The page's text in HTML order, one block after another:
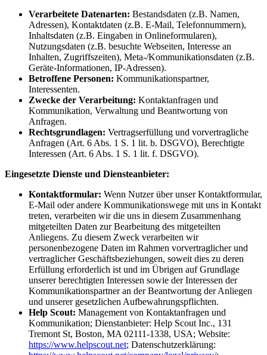
Verarbeitete Datenarten: Bestandsdaten (z.B. Namen,
Adressen), Kontaktdaten (z.B. E-Mail, Telefonnummern),
Inhaltsdaten (z.B. Eingaben in Onlineformularen),
Nutzungsdaten (z.B. besuchte Webseiten, Interesse an
Inhalten, Zugriffszeiten), Meta-/Kommunikationsdaten (z.B.
Geräte-Informationen, IP-Adressen).
Betroffene Personen: Kommunikationspartner,
Interessenten.
Zwecke der Verarbeitung: Kontaktanfragen und
Kommunikation, Verwaltung und Beantwortung von
Anfragen.
Rechtsgrundlagen: Vertragserfüllung und vorvertragliche
Anfragen (Art. 6 Abs. 1 S. 1 lit. b. DSGVO), Berechtigte
Interessen (Art. 6 Abs. 1 S. 1 lit. f. DSGVO).
Eingesetzte Dienste und Diensteanbieter:
Kontaktformular: Wenn Nutzer über unser Kontaktformular,
E-Mail oder andere Kommunikationswege mit uns in Kontakt
treten, verarbeiten wir die uns in diesem Zusammenhang
mitgeteilten Daten zur Bearbeitung des mitgeteilten
Anliegens. Zu diesem Zweck verarbeiten wir
personenbezogene Daten im Rahmen vorvertraglicher und
vertraglicher Geschäftsbeziehungen, soweit dies zu deren
Erfüllung erforderlich ist und im Übrigen auf Grundlage
unserer berechtigten Interessen sowie der Interessen der
Kommunikationspartner an der Beantwortung der Anliegen
und unserer gesetzlichen Aufbewahrungspflichten.
Help Scout: Management von Kontaktanfragen und
Kommunikation; Dienstanbieter: Help Scout Inc., 131
Tremont St, Boston, MA 02111-1338, USA; Website:
https://www.helpscout.net; Datenschutzerklärung: